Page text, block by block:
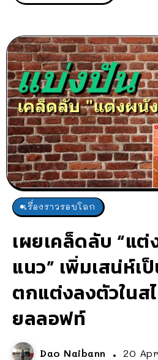
เรื่องราวรอบโลก
เผยเคล็ดลับ “แต่
แนว” เพิ่มเสน่ห์เ
ตกแต่งลงตัวในส
ยลลอฟท์
Dao Naibann 20